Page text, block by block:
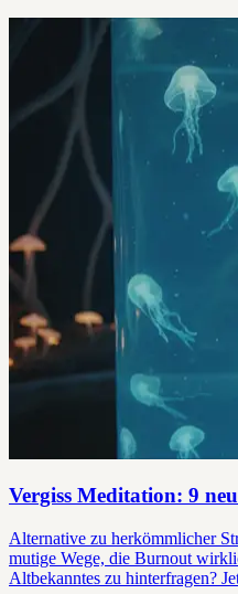
Vergiss Meditation: 9
Alternative zu herkömmlicher
mutige Wege, die Burnout
Altbekanntes zu hinterfragen?